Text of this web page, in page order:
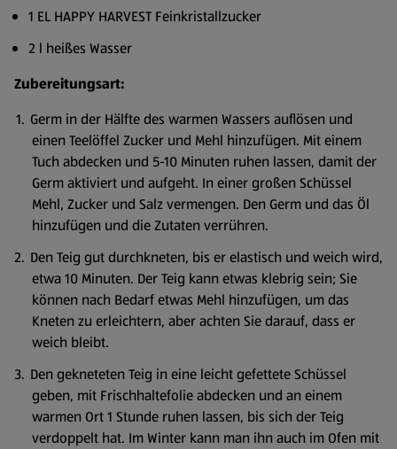
1 EL HAPPY HARVEST Feinkristallzucker
2 l heißes Wasser
Zubereitungsart:
Germ in der Hälfte des warmen Wassers auflösen und
einen Teelöffel Zucker und Mehl hinzufügen. Mit einem
Tuch abdecken und 5-10 Minuten ruhen lassen, damit der
Germ aktiviert und aufgeht. In einer großen Schüssel
Mehl, Zucker und Salz vermengen. Den Germ und das Öl
hinzufügen und die Zutaten verrühren.
Den Teig gut durchkneten, bis er elastisch und weich wird,
etwa 10 Minuten. Der Teig kann etwas klebrig sein; Sie
können nach Bedarf etwas Mehl hinzufügen, um das
Kneten zu erleichtern, aber achten Sie darauf, dass er
weich bleibt.
Den gekneteten Teig in eine leicht gefettete Schüssel
geben, mit Frischhaltefolie abdecken und an einem
warmen Ort 1 Stunde ruhen lassen, bis sich der Teig
verdoppelt hat. Im Winter kann man ihn auch im Ofen mit